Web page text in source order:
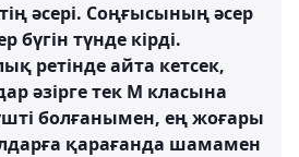
әсері. Соңғысының әсер
түнде кірді.
ретінде айта кетсек,
әзірге тек M класына
болғанымен, ең жоғары
қарағанда шамамен